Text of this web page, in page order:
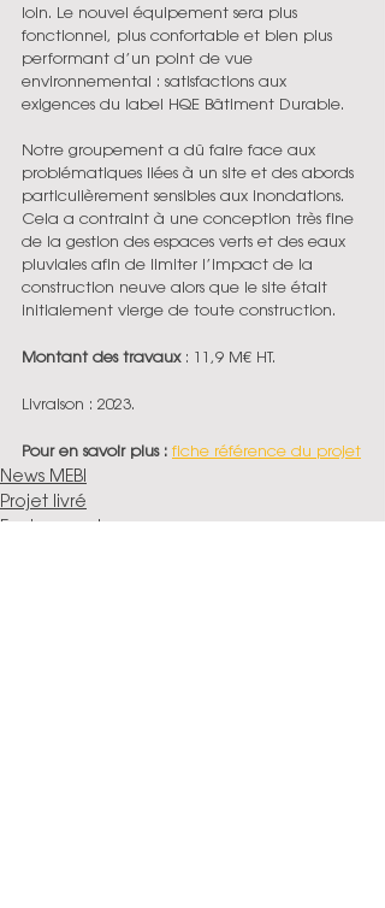
loin. Le nouvel équipement sera plus
fonctionnel, plus confortable et bien plus
performant d’un point de vue
environnemental : satisfactions aux
exigences du label HQE Bâtiment Durable.
Notre groupement a dû faire face aux
problématiques liées à un site et des abords
particulièrement sensibles aux inondations.
Cela a contraint à une conception très fine
de la gestion des espaces verts et des eaux
pluviales afin de limiter l’impact de la
construction neuve alors que le site était
initialement vierge de toute construction.
Montant des travaux : 11,9 M€ HT.
Livraison : 2023.
Pour en savoir plus : fiche référence du projet
News MEBI
Projet livré
Equipement